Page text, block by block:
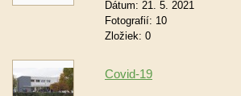
Dátum: 21. 5. 2021
Fotografií: 10
Zložiek: 0
Covid-19